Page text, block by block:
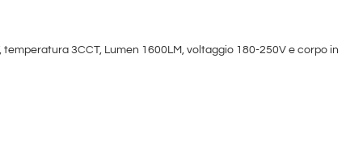
3CCT, Lumen 1600LM, voltaggio 180-250V e corpo in